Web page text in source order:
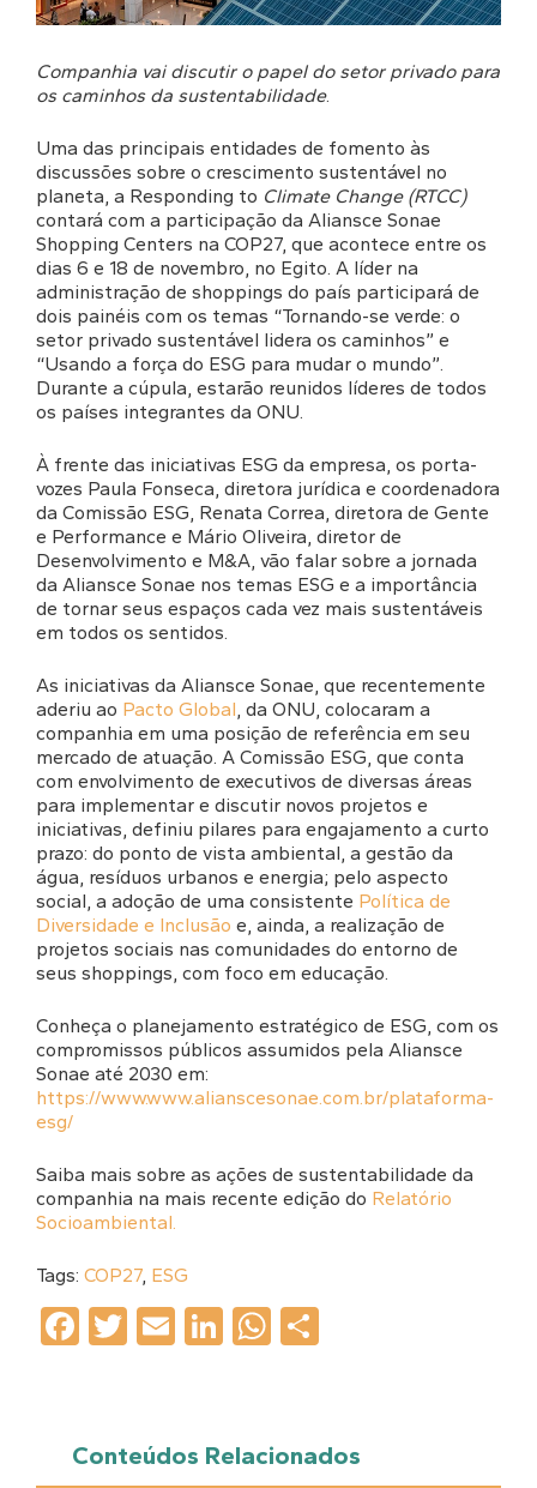
Companhia vai discutir o papel do setor privado para
os caminhos da sustentabilidade.
Uma das principais entidades de fomento às
discussões sobre o crescimento sustentável no
planeta, a Responding to Climate Change (RTCC)
contará com a participação da Aliansce Sonae
Shopping Centers na COP27, que acontece entre os
dias 6 e 18 de novembro, no Egito. A líder na
administração de shoppings do país participará de
dois painéis com os temas “Tornando-se verde: o
setor privado sustentável lidera os caminhos” e
“Usando a força do ESG para mudar o mundo”.
Durante a cúpula, estarão reunidos líderes de todos
os países integrantes da ONU.
À frente das iniciativas ESG da empresa, os porta-
vozes Paula Fonseca, diretora jurídica e coordenadora
da Comissão ESG, Renata Correa, diretora de Gente
e Performance e Mário Oliveira, diretor de
Desenvolvimento e M&A, vão falar sobre a jornada
da Aliansce Sonae nos temas ESG e a importância
de tornar seus espaços cada vez mais sustentáveis
em todos os sentidos.
As iniciativas da Aliansce Sonae, que recentemente
aderiu ao Pacto Global, da ONU, colocaram a
companhia em uma posição de referência em seu
mercado de atuação. A Comissão ESG, que conta
com envolvimento de executivos de diversas áreas
para implementar e discutir novos projetos e
iniciativas, definiu pilares para engajamento a curto
prazo: do ponto de vista ambiental, a gestão da
água, resíduos urbanos e energia; pelo aspecto
social, a adoção de uma consistente Política de
Diversidade e Inclusão e, ainda, a realização de
projetos sociais nas comunidades do entorno de
seus shoppings, com foco em educação.
Conheça o planejamento estratégico de ESG, com os
compromissos públicos assumidos pela Aliansce
Sonae até 2030 em:
https://www.www.alianscesonae.com.br/plataforma-
esg/
Saiba mais sobre as ações de sustentabilidade da
companhia na mais recente edição do Relatório
Socioambiental.
Tags: COP27, ESG
Facebook
Twitter
EmailLinkedIn
WhatsApp
Conteúdos Relacionados